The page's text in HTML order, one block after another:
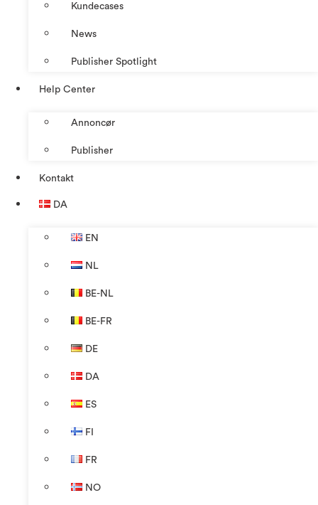
Kundecases
News
Publisher Spotlight
Help Center
Annoncør
Publisher
Kontakt
DA
EN
NL
BE-NL
BE-FR
DE
DA
ES
FI
FR
NO